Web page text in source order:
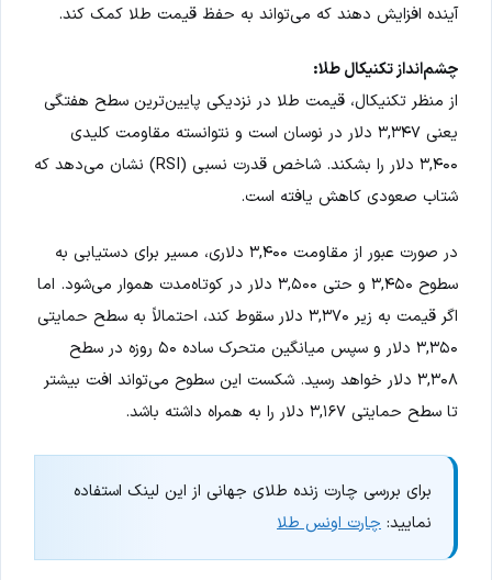
آینده افزایش دهند که می‌تواند به حفظ قیمت طلا کمک کند.
چشم‌انداز تکنیکال طلا:
از منظر تکنیکال، قیمت طلا در نزدیکی پایین‌ترین سطح هفتگی
یعنی ۳,۳۴۷ دلار در نوسان است و نتوانسته مقاومت کلیدی
۳,۴۰۰ دلار را بشکند. شاخص قدرت نسبی (RSI) نشان می‌دهد که
شتاب صعودی کاهش یافته است.
در صورت عبور از مقاومت ۳,۴۰۰ دلاری، مسیر برای دستیابی به
سطوح ۳,۴۵۰ و حتی ۳,۵۰۰ دلار در کوتاه‌مدت هموار می‌شود. اما
اگر قیمت به زیر ۳,۳۷۰ دلار سقوط کند، احتمالاً به سطح حمایتی
۳,۳۵۰ دلار و سپس میانگین متحرک ساده ۵۰ روزه در سطح
۳,۳۰۸ دلار خواهد رسید. شکست این سطوح می‌تواند افت بیشتر
تا سطح حمایتی ۳,۱۶۷ دلار را به همراه داشته باشد.
برای بررسی چارت زنده طلای جهانی از این لینک استفاده
نمایید: چارت اونس طلا